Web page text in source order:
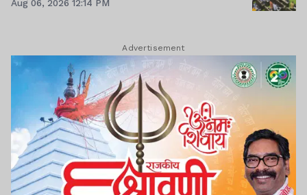
Aug 06, 2026 12:14 PM
Advertisement